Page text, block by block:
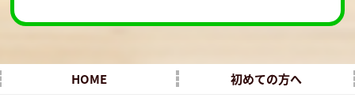
HOME
初めての方へ